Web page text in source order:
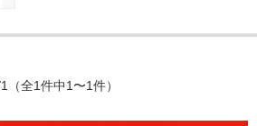
（全1件中1〜1件）